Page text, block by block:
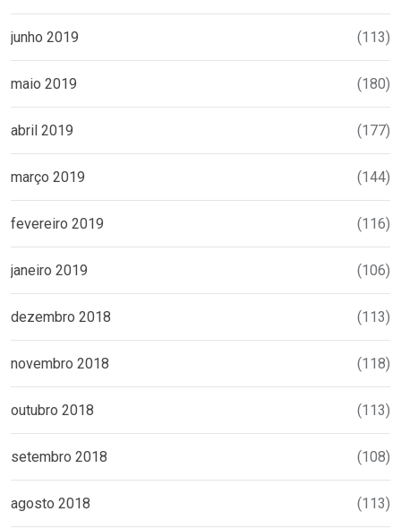
junho 2019 (113)
maio 2019 (180)
abril 2019 (177)
março 2019 (144)
fevereiro 2019 (116)
janeiro 2019 (106)
dezembro 2018 (113)
novembro 2018 (118)
outubro 2018 (113)
setembro 2018 (108)
agosto 2018 (113)